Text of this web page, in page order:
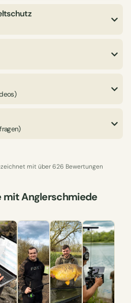
mit über 626 Bewertungen
mit Anglerschmiede